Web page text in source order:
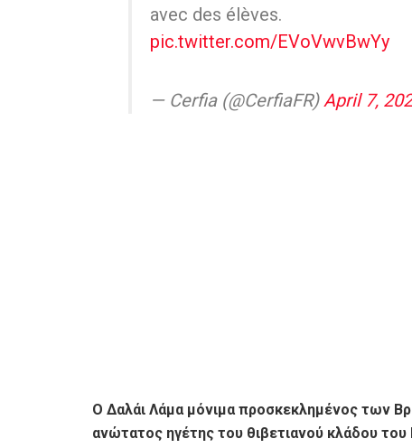
avec des élèves.
pic.twitter.com/EVoVwvBwYy
— Cerfia (@CerfiaFR)April 7,
Ο Δαλάι Λάμα μόνιμα προσκεκλημένος των
ανώτατος ηγέτης του θιβετιανού κλάδου